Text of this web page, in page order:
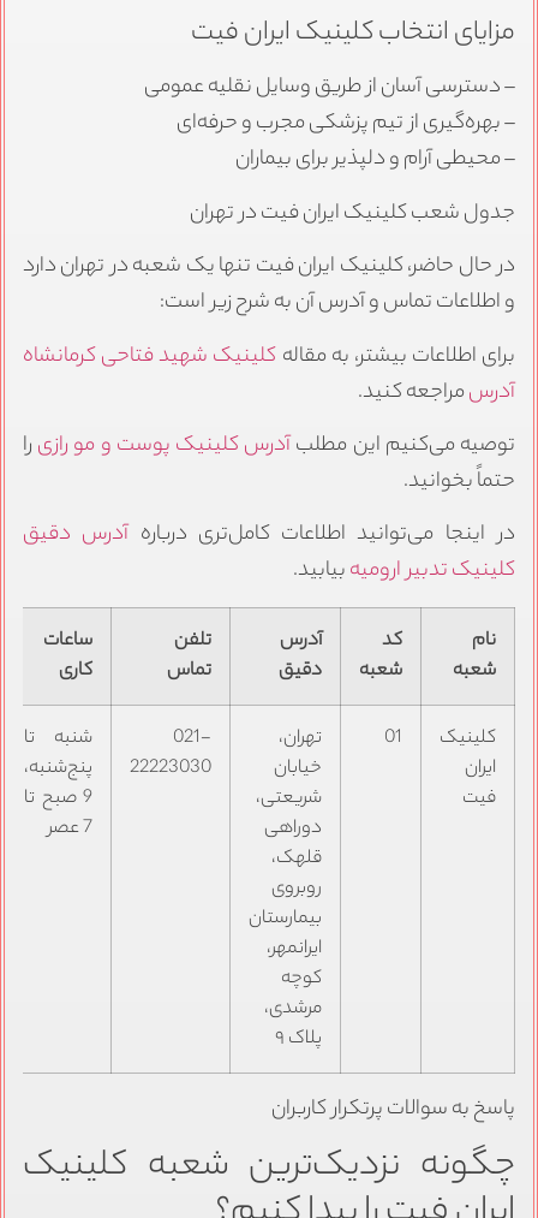
مزایای انتخاب کلینیک ایران فیت
– دسترسی آسان از طریق وسایل نقلیه عمومی
– بهره‌گیری از تیم پزشکی مجرب و حرفه‌ای
– محیطی آرام و دلپذیر برای بیماران
جدول شعب کلینیک ایران فیت در تهران
در حال حاضر، کلینیک ایران فیت تنها یک شعبه در تهران دارد
و اطلاعات تماس و آدرس آن به شرح زیر است:
برای اطلاعات بیشتر، به مقاله کلینیک شهید فتاحی کرمانشاه
آدرسمراجعه کنید.
توصیه می‌کنیم این مطلبآدرس کلینیک پوست و مو رازیرا
حتماً بخوانید.
در اینجا می‌توانید اطلاعات کامل‌تری درباره آدرس دقیق
کلینیک تدبیر ارومیهبیابید.
نام
شعبه
کد
شعبه
آدرس
دقیق
تلفن
تماس
ساعات
کاری
کلینیک
ایران
فیت
01
تهران،
خیابان
شریعتی،
دوراهی
قلهک،
روبروی
بیمارستان
ایرانمهر،
کوچه
مرشدی،
پلاک ۹
021-
22223030
شنبه تا
پنج‌شنبه،
9 صبح تا
7 عصر
پاسخ به سوالات پرتکرار کاربران
چگونه نزدیک‌ترین شعبه کلینیک